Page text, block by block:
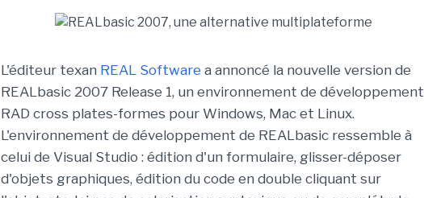
L'éditeur texan REAL Software a annoncé la nouvelle version de
REALbasic 2007 Release 1, un environnement de développement
RAD cross plates-formes pour Windows, Mac et Linux.
L'environnement de développement de REALbasic ressemble à
celui de Visual Studio : édition d'un formulaire, glisser-déposer
d'objets graphiques, édition du code en double cliquant sur